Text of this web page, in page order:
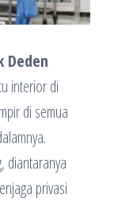
Deden
interior di
di semua
diantaranya
privasi